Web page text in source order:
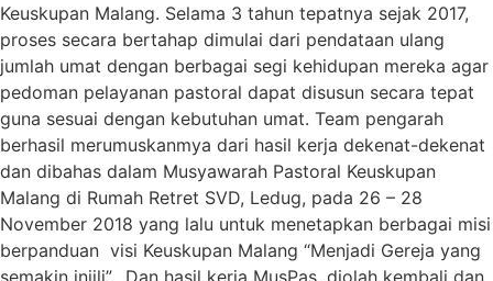
Keuskupan Malang. Selama 3 tahun tepatnya sejak 2017,
proses secara bertahap dimulai dari pendataan ulang
jumlah umat dengan berbagai segi kehidupan mereka agar
pedoman pelayanan pastoral dapat disusun secara tepat
guna sesuai dengan kebutuhan umat. Team pengarah
berhasil merumuskanmya dari hasil kerja dekenat-dekenat
dan dibahas dalam Musyawarah Pastoral Keuskupan
Malang di Rumah Retret SVD, Ledug, pada 26 – 28
November 2018 yang lalu untuk menetapkan berbagai misi
berpanduan visi Keuskupan Malang “Menjadi Gereja yang